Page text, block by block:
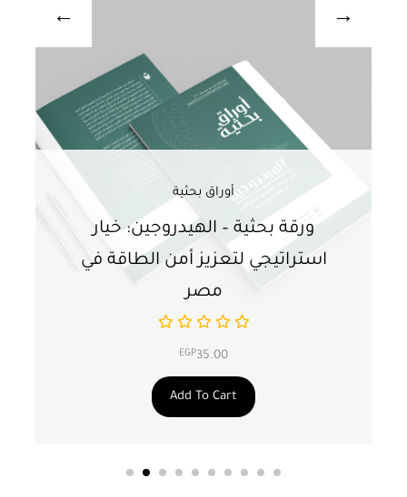
أوراق بحثية
ورقة بحثية – الهيدروجين: خيار
استراتيجي لتعزيز أمن الطاقة في
مصر
EGP35.00
Add To Cart